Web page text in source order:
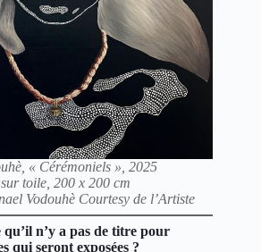
« Cérémoniels », 2025
toile, 200 x 200 cm
Vodouhè Courtesy de l’Artiste
n’y a pas de titre pour
qui seront exposées ?